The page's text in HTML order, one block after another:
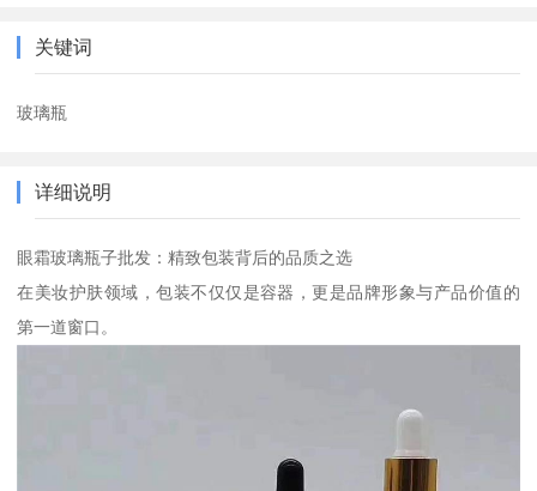
关键词
玻璃瓶
详细说明
眼霜玻璃瓶子批发：精致包装背后的品质之选
在美妆护肤领域，包装不仅仅是容器，更是品牌形象与产品价值的
第一道窗口。